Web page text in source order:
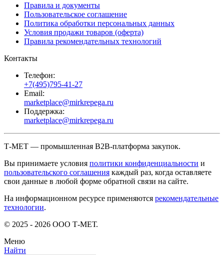
Правила и документы
Пользовательское соглашение
Политика обработки персональных данных
Условия продажи товаров (оферта)
Правила рекомендательных технологий
Контакты
Телефон:
+7(495)795-41-27
Email:
marketplace@mirkrepega.ru
Поддержка:
marketplace@mirkrepega.ru
Т-МЕТ — промышленная B2B-платформа закупок.
Вы принимаете условия политики конфиденциальности и
пользовательского соглашения каждый раз, когда оставляете
свои данные в любой форме обратной связи на сайте.
На информационном ресурсе применяются рекомендательные
технологии.
© 2025 - 2026 ООО Т-МЕТ.
Меню
Найти